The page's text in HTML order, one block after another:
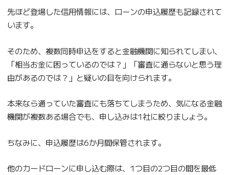
先ほど登場した信用情報には、ローンの申込履歴も記録されて
います。
そのため、複数同時申込をすると金融機関に知られてしまい、
「相当お金に困っているのでは？」「審査に通らないと思う理
由があるのでは？」と疑いの目を向けられます。
本来なら通っていた審査にも落ちてしまうため、気になる金融
機関が複数ある場合でも、申し込みは1社に絞りましょう。
ちなみに、申込履歴は6か月間保管されます。
他のカードローンに申し込む際は、1つ目の2つ目の間を最低